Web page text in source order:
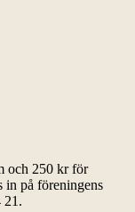
och 250 kr för
in på föreningens
21.